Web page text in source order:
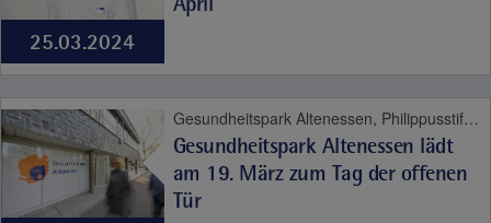
25.03.2024
Gesundheitspark Altenessen, Philippusstift, St. Marien-Hospital Mülheim an der Ruhr, Contilia
Gesundheitspark Altenessen lädt
am 19. März zum Tag der offenen
Tür